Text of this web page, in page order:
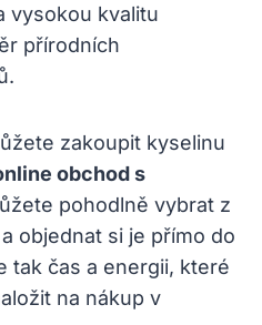
vysokou kvalitu
přírodních
zakoupit kyselinu
obchod s
pohodlně vybrat z
objednat si je přímo do
tak čas a energii, které
na nákup v